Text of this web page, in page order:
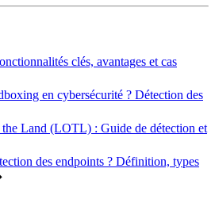
clés, avantages et cas
en cybersécurité ? Détection des
Land (LOTL) : Guide de détection et
des endpoints ? Définition, types